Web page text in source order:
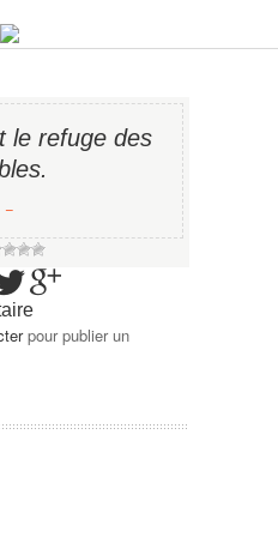
le refuge des
−
pour publier un